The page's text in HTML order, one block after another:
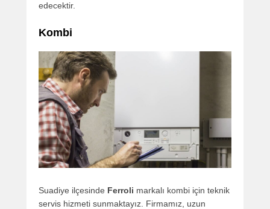
edecektir.
Kombi
Suadiye ilçesinde Ferroli markalı kombi için teknik
servis hizmeti sunmaktayız. Firmamız, uzun